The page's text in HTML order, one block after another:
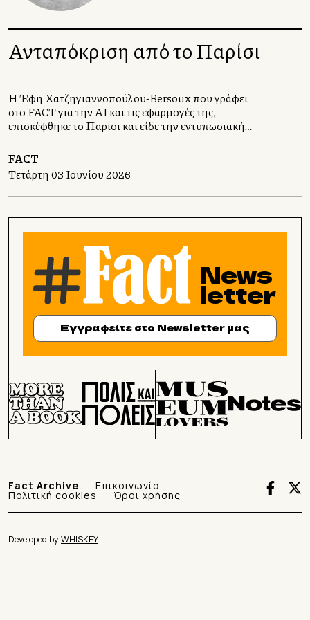
Ανταπόκριση από το Παρίσι
Η Έφη Χατζηγιαννοπούλου-Bersoux που γράφει
στο FACT για την ΑΙ και τις εφαρμογές της,
επισκέφθηκε το Παρίσι και είδε την εντυπωσιακή
Caverne du Pont Neuf .
FACT
Τετάρτη 03 Ιουνίου 2026
News
letter
Εγγραφείτε στο Newsletter μας
Fact Archive Επικοινωνία
Πολιτική cookies Όροι χρήσης
Developed by WHISKEY